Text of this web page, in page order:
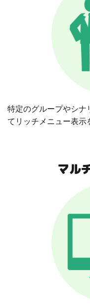
特定のグループやシナ
てリッチメニュー表示
マル